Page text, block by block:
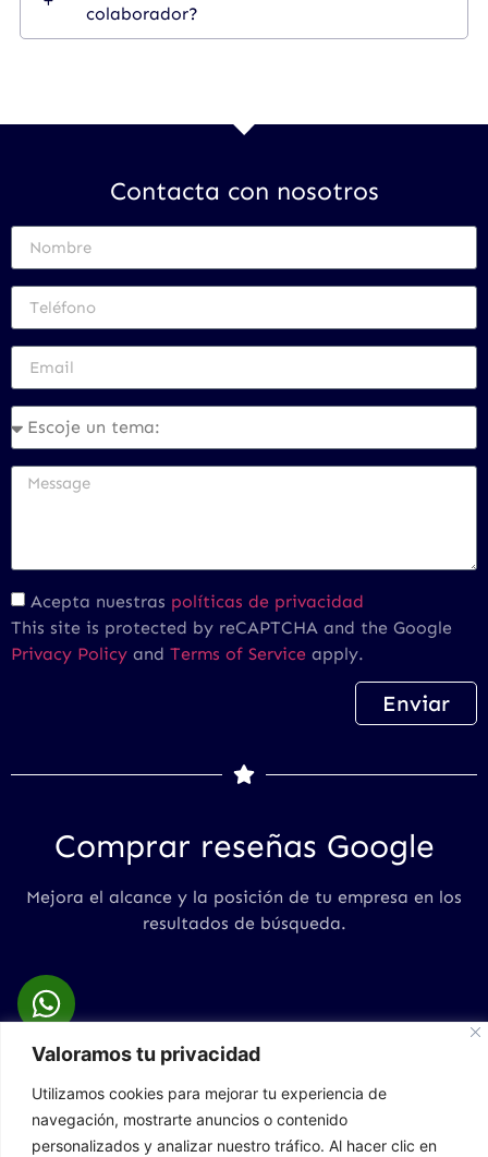
Valoramos tu privacidad
Utilizamos cookies para mejorar tu experiencia de
navegación, mostrarte anuncios o contenido
personalizados y analizar nuestro tráfico. Al hacer clic en
colaborador?
Contacta con nosotros
Acepta nuestras políticas de privacidad
This site is protected by reCAPTCHA and the Google
Privacy Policy and Terms of Service apply.
Enviar
Comprar reseñas Google
Mejora el alcance y la posición de tu empresa en los
resultados de búsqueda.
NOSOTROS
PRECIOS